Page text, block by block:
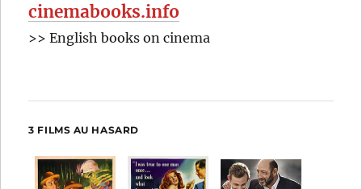
cinemabooks.info
>> English books on cinema
3 FILMS AU HASARD